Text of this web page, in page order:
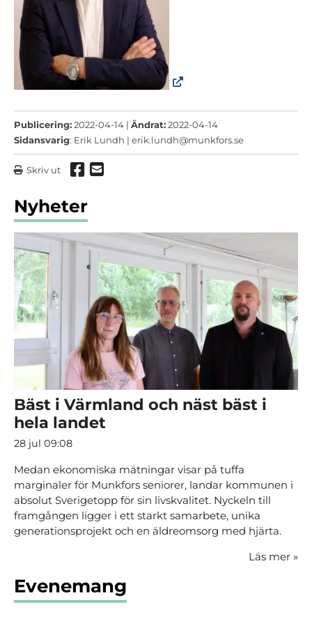
Publicering:2022-04-14 | Ändrat:2022-04-14
Sidansvarig: Erik Lundh | erik.lundh@munkfors.se
Skriv ut Dela via Facebook
Dela via mail
Nyheter
Bäst i Värmland och näst bäst i
hela landet
28 jul 09:08
Medan ekonomiska mätningar visar på tuffa
marginaler för Munkfors seniorer, landar kommunen i
absolut Sverigetopp för sin livskvalitet. Nyckeln till
framgången ligger i ett starkt samarbete, unika
generationsprojekt och en äldreomsorg med hjärta.
Läs mer »
Evenemang